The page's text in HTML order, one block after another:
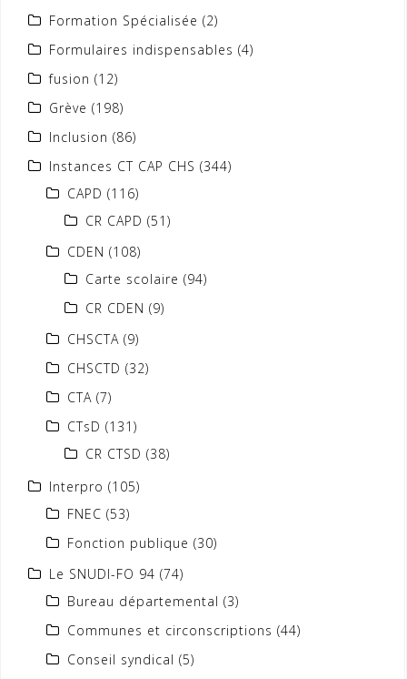
Formation Spécialisée (2)
Formulaires indispensables (4)
fusion (12)
Grève (198)
Inclusion (86)
Instances CT CAP CHS (344)
CAPD (116)
CR CAPD (51)
CDEN (108)
Carte scolaire (94)
CR CDEN (9)
CHSCTA (9)
CHSCTD (32)
CTA (7)
CTsD (131)
CR CTSD (38)
Interpro (105)
FNEC (53)
Fonction publique (30)
Le SNUDI-FO 94 (74)
Bureau départemental (3)
Communes et circonscriptions (44)
Conseil syndical (5)